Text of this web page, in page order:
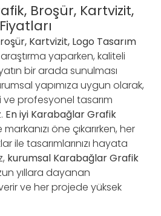
Broşür, Kartvizit,
Kartvizit, Logo Tasarım
yaparken, kaliteli
bir arada sunulması
yapımıza uygun olarak,
ve profesyonel tasarım
En iyi Karabağlar Grafik
öne çıkarırken, her
ile tasarımlarınızı hayata
kurumsal Karabağlar Grafik
yıllara dayanan
ve her projede yüksek